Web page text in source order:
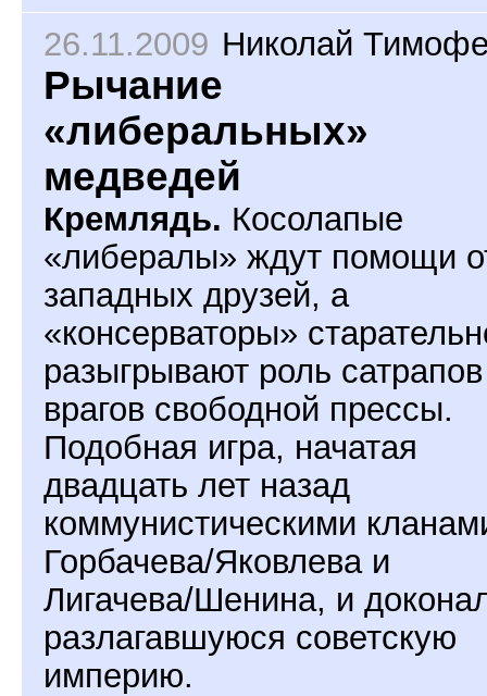
26.11.2009 Николай
Рычание
«либеральных»
медведей
Кремлядь. Косолапые
«либералы» ждут помощи
западных друзей, а
«консерваторы»
разыгрывают роль
врагов свободной прессы.
Подобная игра, начатая
двадцать лет назад
коммунистическими
Горбачева/Яковлева и
Лигачева/Шенина, и
разлагавшуюся советскую
империю.